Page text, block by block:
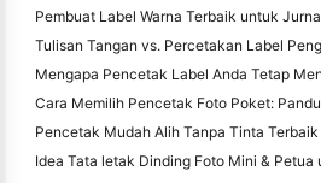
Mengapa Pencetak Label Anda Tetap